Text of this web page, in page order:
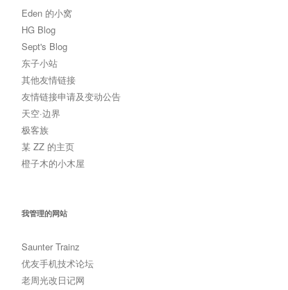
Eden 的小窝
HG Blog
Sept's Blog
东子小站
其他友情链接
友情链接申请及变动公告
天空·边界
极客族
某 ZZ 的主页
橙子木的小木屋
我管理的网站
Saunter Trainz
优友手机技术论坛
老周光改日记网